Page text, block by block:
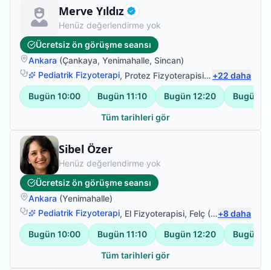
Merve Yıldız Doğrulanmış
Uzman Fizyoterapist
Henüz değerlendirme yok
Ücretsiz ön görüşme seansı
Ankara (Çankaya, Yenimahalle, Sincan)
Pediatrik Fizyoterapi, Protez Fizyoterapisi,Sırt Ağrısı,
+22 daha
Bugün 10:00 Bugün 11:10 Bugün 12:20 Bugün
Tüm tarihleri gör
Sibel Özer
Fizyoterapist
Henüz değerlendirme yok
Ücretsiz ön görüşme seansı
Ankara (Yenimahalle)
Pediatrik Fizyoterapi, El Fizyoterapisi, Felç (İnme) Fizyoterapisi +8daha
Bugün 10:00 Bugün 11:10 Bugün 12:20 Bugün
Tüm tarihleri gör